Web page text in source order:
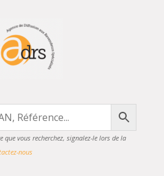
que vous recherchez, signalez-le lors de la
nous